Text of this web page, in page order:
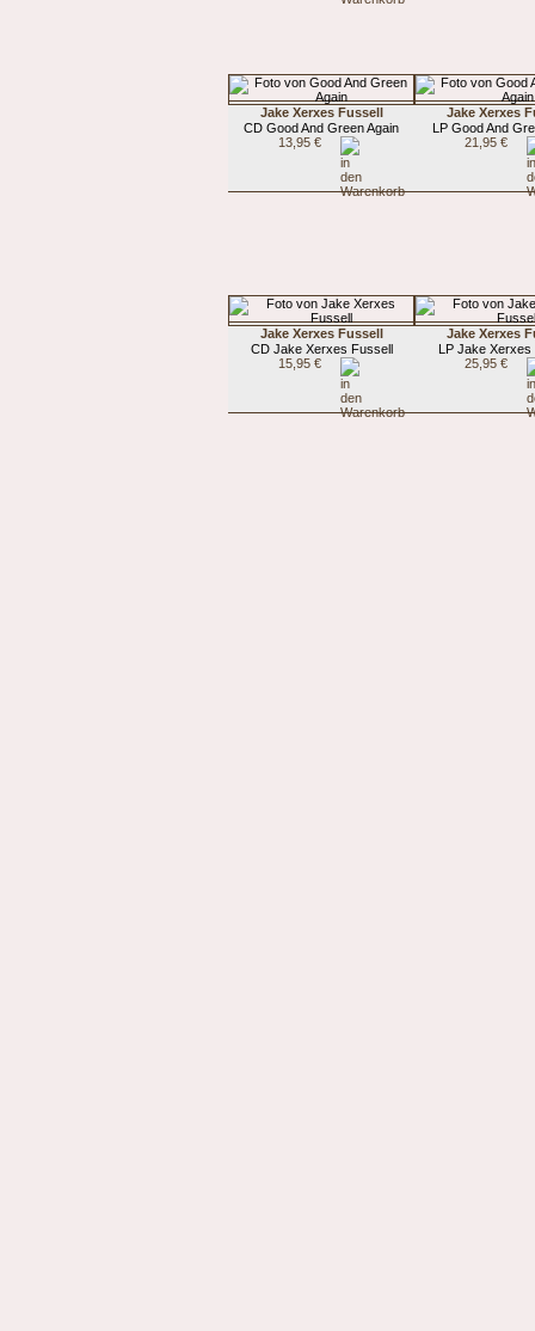
Jake Xerxes Fussell
CD Good And Green Again
13,95 €
Jake Xerxes
LP Good And
21,95 €
Jake Xerxes Fussell
CD Jake Xerxes Fussell
15,95 €
Jake Xerxes
LP Jake Xerxes
25,95 €